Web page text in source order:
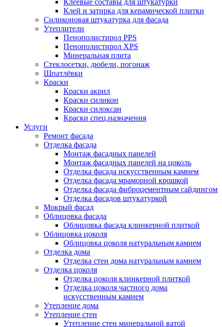
Клеевые составы для штукатурки
Клей и затирка для керамической плитки
Силиконовая штукатурка для фасада
Утеплители
Пенополистирол PPS
Пенополистирол XPS
Минеральная плита
Стеклосетки, дюбели, погонаж
Шпатлёвки
Краски
Краски акрил
Краски силикон
Краски силоксан
Краски спец.назначения
Услуги
Ремонт фасада
Отделка фасада
Монтаж фасадных панелей
Монтаж фасадных панелей на цоколь
Отделка фасада искусственным камнем
Отделка фасада мраморной крошкой
Отделка фасада фиброцементным сайдингом
Отделка фасадов штукатуркой
Мокрый фасад
Облицовка фасада
Облицовка фасада клинкерной плиткой
Облицовка цоколя
Облицовка цоколя натуральным камнем
Отделка дома
Отделка стен дома натуральным камнем
Отделка цоколя
Отделка цоколя клинкерной плиткой
Отделка цоколя частного дома
искусственным камнем
Утепление дома
Утепление стен
Утепление стен минеральной ватой